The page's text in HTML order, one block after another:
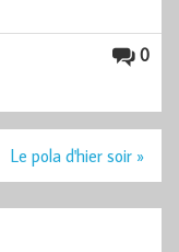
0
Le pola d'hier soir »